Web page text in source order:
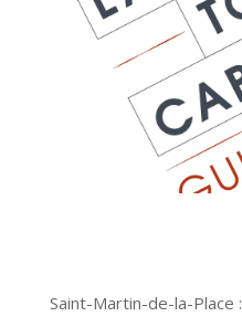
Saint-Martin-de-la-Place :